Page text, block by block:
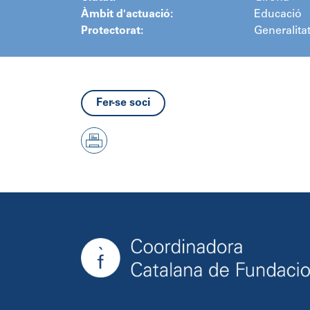
Àmbit d'actuació:
Educació
Protectorat:
Fer-se soci